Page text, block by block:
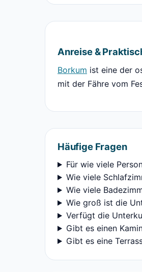
Anreise &
Borkum ist eine der
mit der Fähre vom
Häufige Fragen
Für wie viele
Wie viele
Wie viele
Wie groß ist die
Verfügt die
Gibt es einen
Gibt es eine